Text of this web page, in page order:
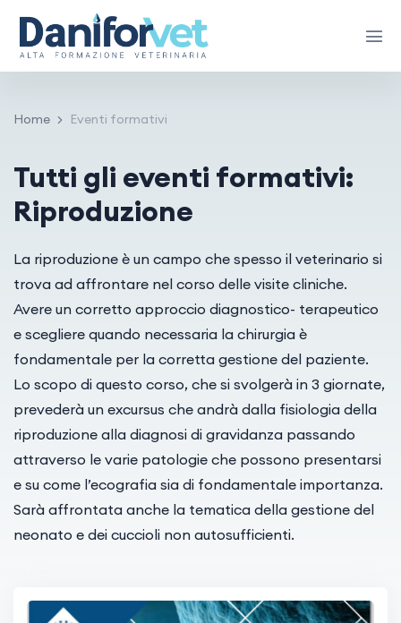
Home Eventi formativi
Tutti gli eventi formativi:
Riproduzione
La riproduzione è un campo che spesso il veterinario si
trova ad affrontare nel corso delle visite cliniche.
Avere un corretto approccio diagnostico- terapeutico
e scegliere quando necessaria la chirurgia è
fondamentale per la corretta gestione del paziente.
Lo scopo di questo corso, che si svolgerà in 3 giornate,
prevederà un excursus che andrà dalla fisiologia della
riproduzione alla diagnosi di gravidanza passando
attraverso le varie patologie che possono presentarsi
e su come l’ecografia sia di fondamentale importanza.
Sarà affrontata anche la tematica della gestione del
neonato e dei cuccioli non autosufficienti.